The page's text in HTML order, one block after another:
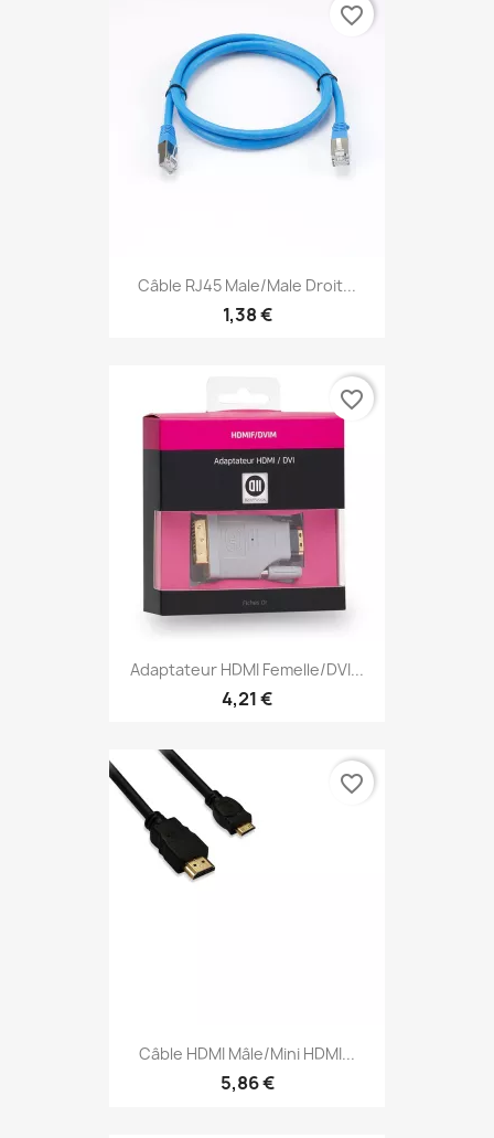
Câble RJ45 Male/Male Droit...
1,38 €
favorite_border
Adaptateur HDMI Femelle/DVI...
4,21 €
favorite_border
Câble HDMI Mâle/mini HDMI...
5,86 €
favorite_border